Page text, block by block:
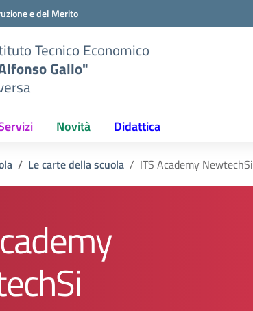
e del Merito
Tecnico Economico
Gallo"
Novità Didattica
Le carte della scuola ITS Academy NewtechSi